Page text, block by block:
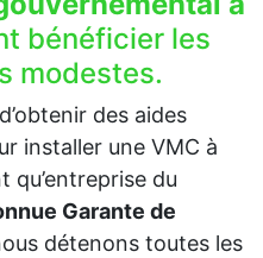
bénéficier les
modestes.
des aides
installer une VMC à
qu’entreprise du
Garante de
détenons toutes les